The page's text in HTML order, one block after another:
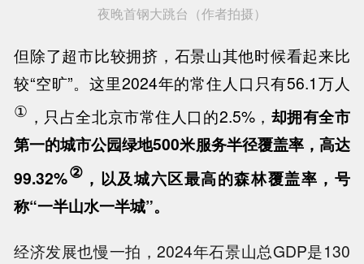
夜晚首钢大跳台（作者拍摄）
但除了超市比较拥挤，石景山其他时候看起来比
较“空旷”。这里2024年的常住人口只有56.1万人
① ，只占全北京市常住人口的2.5%， 却拥有全市
第一的城市公园绿地500米服务半径覆盖率，高达
99.32%② ，以及城六区最高的森林覆盖率，号
称“一半山水一半城”。
经济发展也慢一拍，2024年石景山总GDP是130